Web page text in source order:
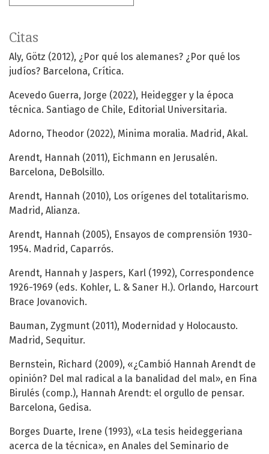
Citas
Aly, Götz (2012), ¿Por qué los alemanes? ¿Por qué los
judíos? Barcelona, Crítica.
Acevedo Guerra, Jorge (2022), Heidegger y la época
técnica. Santiago de Chile, Editorial Universitaria.
Adorno, Theodor (2022), Minima moralia. Madrid, Akal.
Arendt, Hannah (2011), Eichmann en Jerusalén.
Barcelona, DeBolsillo.
Arendt, Hannah (2010), Los orígenes del totalitarismo.
Madrid, Alianza.
Arendt, Hannah (2005), Ensayos de comprensión 1930-
1954. Madrid, Caparrós.
Arendt, Hannah y Jaspers, Karl (1992), Correspondence
1926-1969 (eds. Kohler, L. & Saner H.). Orlando, Harcourt
Brace Jovanovich.
Bauman, Zygmunt (2011), Modernidad y Holocausto.
Madrid, Sequitur.
Bernstein, Richard (2009), «¿Cambió Hannah Arendt de
opinión? Del mal radical a la banalidad del mal», en Fina
Birulés (comp.), Hannah Arendt: el orgullo de pensar.
Barcelona, Gedisa.
Borges Duarte, Irene (1993), «La tesis heideggeriana
acerca de la técnica», en Anales del Seminario de